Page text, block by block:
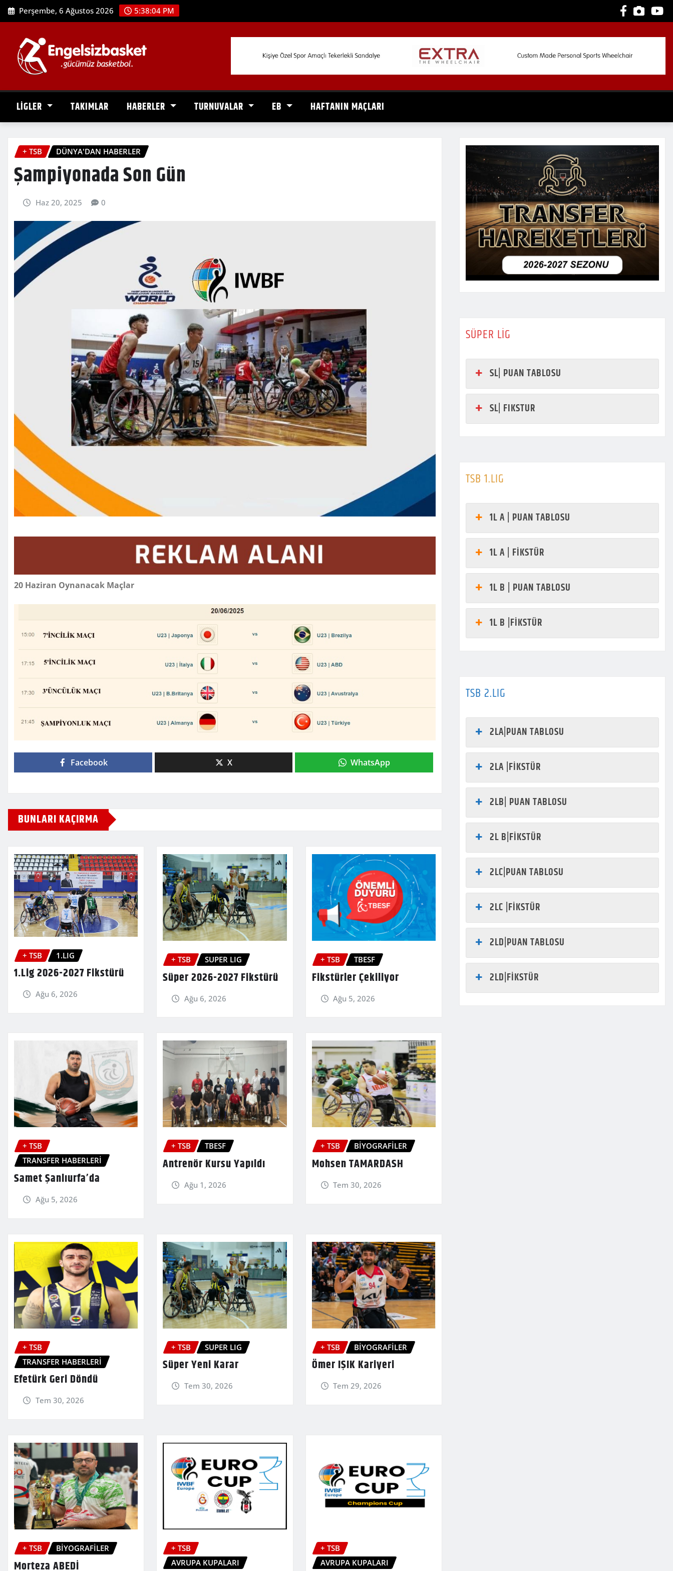
Skip
to
Perşembe, 6 Ağustos 2026 5:38:05 PM
LİGLER TAKIMLAR HABERLER TURNUVALAR EB HAFTANIN MAÇLARI
+ TSB DÜNYA'DAN HABERLER
Şampiyonada Son Gün
Haz 20, 2025 0
20 Haziran Oynanacak Maçlar
Facebook X WhatsApp
BUNLARI KAÇIRMA
+ TSB 1.LIG
1.Lig 2026-2027 Fikstürü
Ağu 6, 2026
+ TSB SUPER LIG
Süper 2026-2027 Fikstürü
Ağu 6, 2026
+ TSB TBESF
Fikstürler Çekiliyor
Ağu 5, 2026
+ TSB
TRANSFER HABERLERİ
Samet Şanlıurfa’da
Ağu 5, 2026
+ TSB TBESF
Antrenör Kursu Yapıldı
Ağu 1, 2026
+ TSB BİYOGRAFİLER
Mohsen TAMARDASH
Tem 30, 2026
+ TSB
TRANSFER HABERLERİ
Efetürk Geri Döndü
Tem 30, 2026
+ TSB SUPER LIG
Süper Yeni Karar
Tem 30, 2026
+ TSB BİYOGRAFİLER
Ömer IŞIK Kariyeri
Tem 29, 2026
+ TSB BİYOGRAFİLER
Morteza ABEDİ
+ TSB
AVRUPA KUPALARI
+ TSB
AVRUPA KUPALARI
SÜPER LİG
SL| PUAN TABLOSU
SL| FIKSTUR
TSB 1.LIG
1L A | PUAN TABLOSU
1L A | FİKSTÜR
1L B | PUAN TABLOSU
1L B |FİKSTÜR
TSB 2.LIG
2LA|PUAN TABLOSU
2LA |FİKSTÜR
2LB| PUAN TABLOSU
2L B|FİKSTÜR
2LC|PUAN TABLOSU
2LC |FİKSTÜR
2LD|PUAN TABLOSU
2LD|FİKSTÜR